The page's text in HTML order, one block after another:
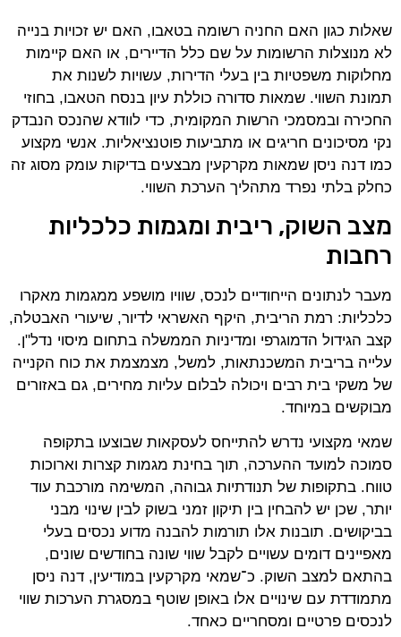
שאלות כגון האם החניה רשומה בטאבו, האם יש זכויות בנייה
לא מנוצלות הרשומות על שם כלל הדיירים, או האם קיימות
מחלוקות משפטיות בין בעלי הדירות, עשויות לשנות את
תמונת השווי. שמאות סדורה כוללת עיון בנסח הטאבו, בחוזי
החכירה ובמסמכי הרשות המקומית, כדי לוודא שהנכס הנבדק
נקי מסיכונים חריגים או מתביעות פוטנציאליות. אנשי מקצוע
כמו דנה ניסן שמאות מקרקעין מבצעים בדיקות עומק מסוג זה
כחלק בלתי נפרד מתהליך הערכת השווי.
מצב השוק, ריבית ומגמות כלכליות
רחבות
מעבר לנתונים הייחודיים לנכס, שוויו מושפע ממגמות מאקרו
כלכליות: רמת הריבית, היקף האשראי לדיור, שיעורי האבטלה,
קצב הגידול הדמוגרפי ומדיניות הממשלה בתחום מיסוי נדל"ן.
עלייה בריבית המשכנתאות, למשל, מצמצמת את כוח הקנייה
של משקי בית רבים ויכולה לבלום עליות מחירים, גם באזורים
מבוקשים במיוחד.
שמאי מקצועי נדרש להתייחס לעסקאות שבוצעו בתקופה
סמוכה למועד ההערכה, תוך בחינת מגמות קצרות וארוכות
טווח. בתקופות של תנודתיות גבוהה, המשימה מורכבת עוד
יותר, שכן יש להבחין בין תיקון זמני בשוק לבין שינוי מבני
בביקושים. תובנות אלו תורמות להבנה מדוע נכסים בעלי
מאפיינים דומים עשויים לקבל שווי שונה בחודשים שונים,
בהתאם למצב השוק. כ־שמאי מקרקעין במודיעין, דנה ניסן
מתמודדת עם שינויים אלו באופן שוטף במסגרת הערכות שווי
לנכסים פרטיים ומסחריים כאחד.